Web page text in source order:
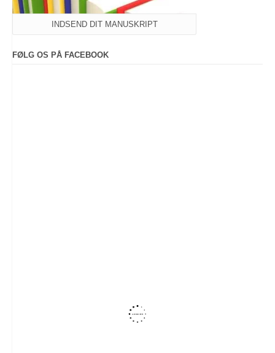
INDSEND DIT MANUSKRIPT
FØLG OS PÅ FACEBOOK